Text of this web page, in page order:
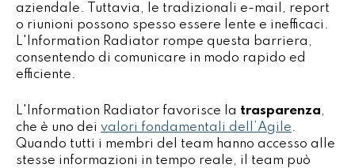
aziendale. Tuttavia, le tradizionali e-mail, report
o riunioni possono spesso essere lente e inefficaci.
L'Information Radiator rompe questa barriera,
consentendo di comunicare in modo rapido ed
efficiente.
L'Information Radiator favorisce la trasparenza,
che è uno dei valori fondamentali dell’Agile.
Quando tutti i membri del team hanno accesso alle
stesse informazioni in tempo reale, il team può